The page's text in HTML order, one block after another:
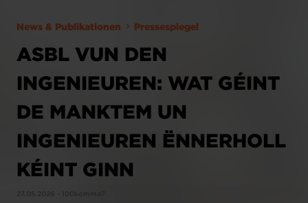
News & Publikationen Pressespiegel
ASBL VUN DEN
INGENIEUREN: WAT GÉINT
DE MANKTEM UN
INGENIEUREN ËNNERHOLL
KÉINT GINN